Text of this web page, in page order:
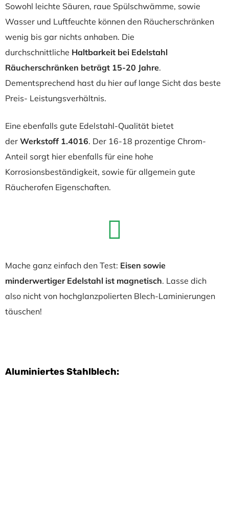
Sowohl leichte Säuren, raue Spülschwämme, sowie
Wasser und Luftfeuchte können den Räucherschränken
wenig bis gar nichts anhaben. Die
durchschnittliche Haltbarkeit bei Edelstahl
Räucherschränken beträgt 15-20 Jahre.
Dementsprechend hast du hier auf lange Sicht das beste
Preis- Leistungsverhältnis.
Eine ebenfalls gute Edelstahl-Qualität bietet
der Werkstoff 1.4016. Der 16-18 prozentige Chrom-
Anteil sorgt hier ebenfalls für eine hohe
Korrosionsbeständigkeit, sowie für allgemein gute
Räucherofen Eigenschaften.
Mache ganz einfach den Test: Eisen sowie
minderwertiger Edelstahl ist magnetisch. Lasse dich
also nicht von hochglanzpolierten Blech-Laminierungen
täuschen!
Aluminiertes Stahlblech: